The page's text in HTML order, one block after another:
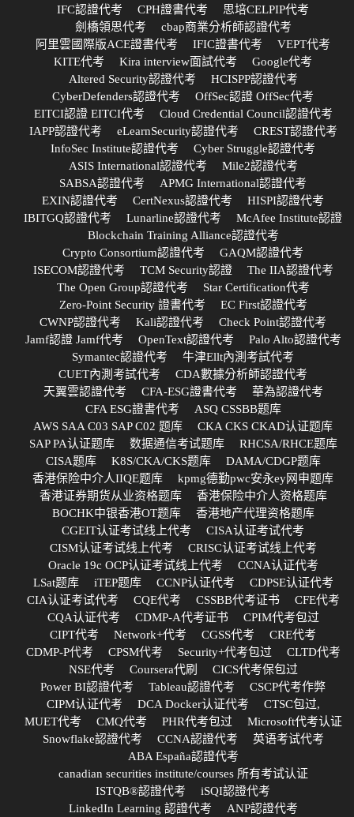
IFC認證代考
CPH證書代考
思培CELPIP代考
劍橋領思代考
cbap商業分析師認證代考
阿里雲國際版ACE證書代考
IFIC證書代考
VEPT代考
KITE代考
Kira interview面試代考
Google代考
Altered Security認證代考
HCISPP認證代考
CyberDefenders認證代考
OffSec認證 OffSec代考
EITCI認證 EITCI代考
Cloud Credential Council認證代考
IAPP認證代考
eLearnSecurity認證代考
CREST認證代考
InfoSec Institute認證代考
Cyber Struggle認證代考
ASIS International認證代考
Mile2認證代考
SABSA認證代考
APMG International認證代考
EXIN認證代考
CertNexus認證代考
HISPI認證代考
IBITGQ認證代考
Lunarline認證代考
McAfee Institute認證
Blockchain Training Alliance認證代考
Crypto Consortium認證代考
GAQM認證代考
ISECOM認證代考
TCM Security認證
The IIA認證代考
The Open Group認證代考
Star Certification代考
Zero-Point Security 證書代考
EC First認證代考
CWNP認證代考
Kali認證代考
Check Point認證代考
Jamf認證 Jamf代考
OpenText認證代考
Palo Alto認證代考
Symantec認證代考
牛津Ellt內測考試代考
CUET內測考試代考
CDA數據分析師認證代考
天翼雲認證代考
CFA-ESG證書代考
華為認證代考
CFA ESG證書代考
ASQ CSSBB题库
AWS SAA C03 SAP C02 题库
CKA CKS CKAD认证题库
SAP PA认证题库
数据通信考试题库
RHCSA/RHCE题库
CISA题库
K8S/CKA/CKS题库
DAMA/CDGP题库
香港保险中介人IIQE题库
kpmg德勤pwc安永ey网申题库
香港证券期货从业资格题库
香港保险中介人资格题库
BOCHK中银香港OT题库
香港地产代理资格题库
CGEIT认证考试线上代考
CISA认证考试代考
CISM认证考试线上代考
CRISC认证考试线上代考
Oracle 19c OCP认证考试线上代考
CCNA认证代考
LSat题库
iTEP题库 CCNP认证代考
CDPSE认证代考
CIA认证考试代考
CQE代考 CSSBB代考证书
CFE代考
CQA认证代考
CDMP-A代考证书
CPIM代考包过
CIPT代考
Network+代考 CGSS代考
CRE代考
CDMP-P代考
CPSM代考 Security+代考包过
CLTD代考
NSE代考
Coursera代刷
CICS代考保包过
Power BI認證代考
Tableau認證代考
CSCP代考作弊
CIPM认证代考
DCA Docker认证代考
CTSC包过,
MUET代考
CMQ代考 PHR代考包过
Microsoft代考认证
Snowflake認證代考
CCNA認證代考
英语考试代考
ABA España認證代考
canadian securities institute/courses 所有考试认证
ISTQB®認證代考
iSQI認證代考
LinkedIn Learning 認證代考
ANP認證代考